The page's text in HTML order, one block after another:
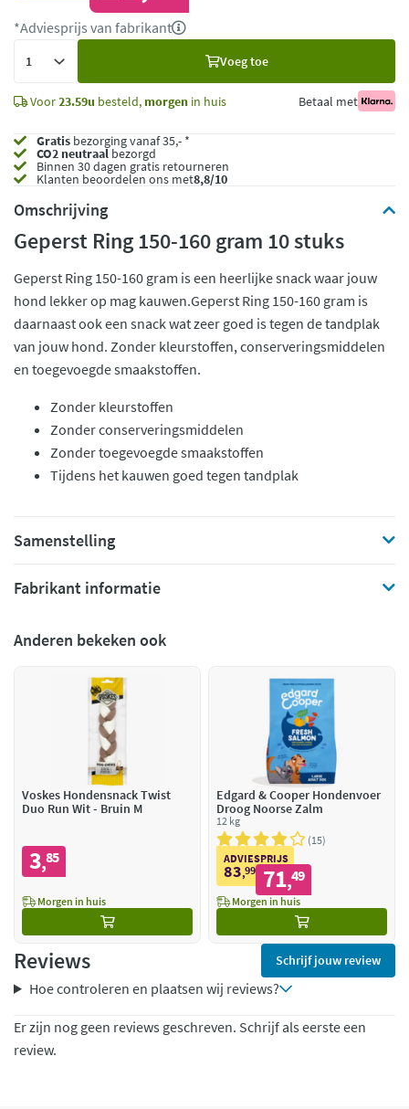
*Adviesprijs van fabrikant
Voeg toe
Voor23.59u besteld, morgen in huis Betaal met
Gratis bezorging vanaf 35,- *
CO2 neutraalbezorgd
Binnen 30 dagen gratis retourneren
Klanten beoordelen ons met8,8/10
Omschrijving
Geperst Ring 150-160 gram 10 stuks
Geperst Ring 150-160 gram is een heerlijke snack waar jouw
hond lekker op mag kauwen.Geperst Ring 150-160 gram is
daarnaast ook een snack wat zeer goed is tegen de tandplak
van jouw hond. Zonder kleurstoffen, conserveringsmiddelen
en toegevoegde smaakstoffen.
Zonder kleurstoffen
Zonder conserveringsmiddelen
Zonder toegevoegde smaakstoffen
Tijdens het kauwen goed tegen tandplak
Samenstelling
Fabrikant informatie
Anderen bekeken ook
Voskes Hondensnack Twist
Duo Run Wit - Bruin M
3,85
Morgen in huis
Edgard & Cooper Hondenvoer
Droog Noorse Zalm
12 kg
15
ADVIESPRIJS
83,99 71,49
Morgen in huis
Reviews Schrijf jouw review
Hoe controleren en plaatsen wij reviews?
Er zijn nog geen reviews geschreven. Schrijf als eerste een
review.